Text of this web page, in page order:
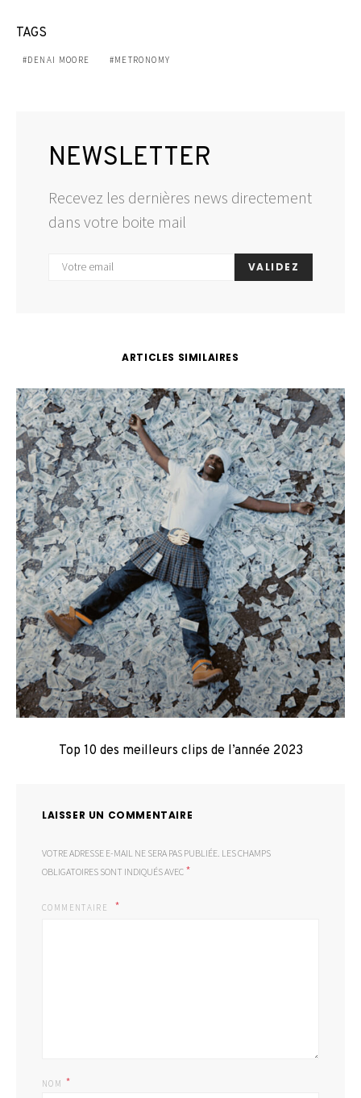
TAGS
DENAI MOORE METRONOMY
NEWSLETTER
Recevez les dernières news directement
dans votre boite mail
VALIDEZ
ARTICLES SIMILAIRES
Top 10 des meilleurs clips de l’année 2023
LAISSER UN COMMENTAIRE
VOTRE ADRESSE E-MAIL NE SERA PAS PUBLIÉE. LES CHAMPS
OBLIGATOIRES SONT INDIQUÉS AVEC *
COMMENTAIRE
NOM *